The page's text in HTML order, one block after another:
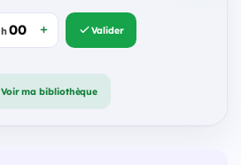
h Valider
Voir ma bibliothèque